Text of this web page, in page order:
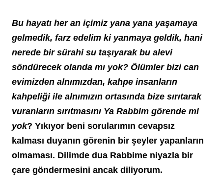
Bu hayatı her an içimiz yana yana yaşamaya
gelmedik, farz edelim ki yanmaya geldik, hani
nerede bir sürahi su taşıyarak bu alevi
söndürecek olanda mı yok? Ölümler bizi can
evimizden alnımızdan, kahpe insanların
kahpeliği ile alnımızın ortasında bize sırıtarak
vuranların sırıtmasını Ya Rabbim görende mi
yok? Yıkıyor beni sorularımın cevapsız
kalması duyanın görenin bir şeyler yapanların
olmaması. Dilimde dua Rabbime niyazla bir
çare göndermesini ancak diliyorum.